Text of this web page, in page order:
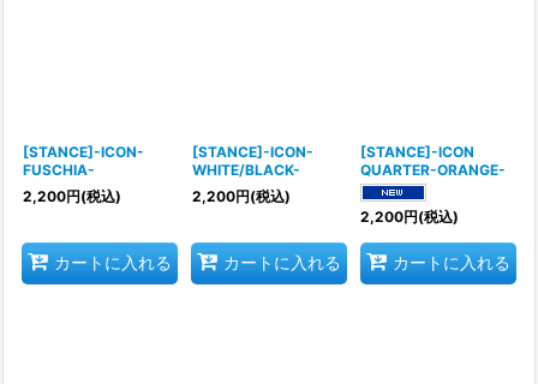
[STANCE]-ICON-
FUSCHIA-
2,200円(税込)
カートに入れる
[STANCE]-ICON-
WHITE/BLACK-
2,200円(税込)
カートに入れる
[STANCE]-ICON
QUARTER-ORANGE-
2,200円(税込)
カートに入れる